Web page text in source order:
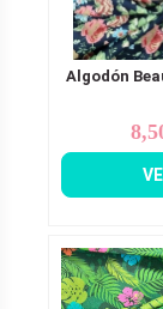
Algodón